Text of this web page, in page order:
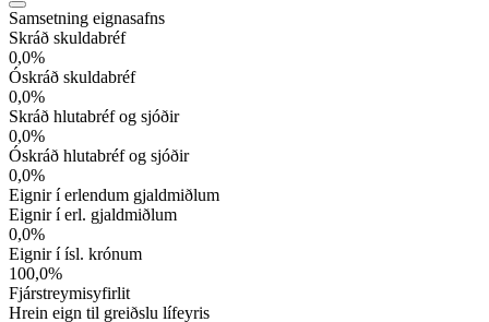
Samsetning eignasafns
Skráð skuldabréf
0,0%
Óskráð skuldabréf
0,0%
Skráð hlutabréf og sjóðir
0,0%
Óskráð hlutabréf og sjóðir
0,0%
Eignir í erlendum gjaldmiðlum
Eignir í erl. gjaldmiðlum
0,0%
Eignir í ísl. krónum
100,0%
Fjárstreymisyfirlit
Hrein eign til greiðslu lífeyris